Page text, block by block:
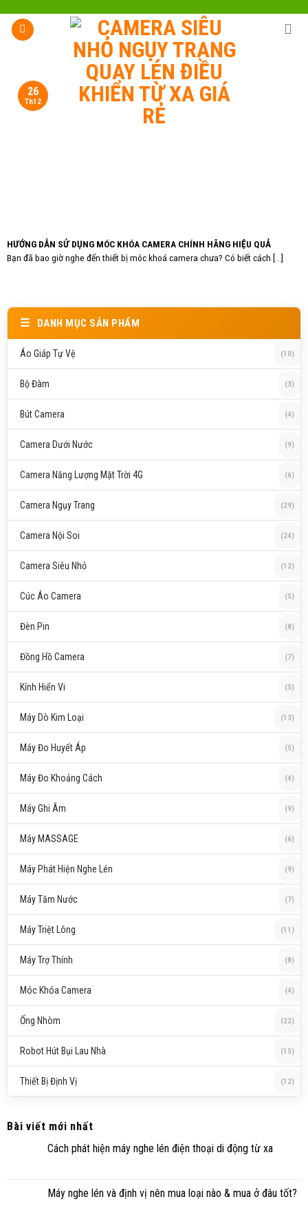
content
HƯỚNG DẪN SỬ DỤNG MÓC KHÓA CAMERA CHÍNH HÃNG HIỆU QUẢ
Bạn đã bao giờ nghe đến thiết bị móc khoá camera chưa? Có biết cách [...]
26
Th12
DANH MỤC SẢN PHẨM
Áo Giáp Tự Vệ (10)
Bộ Đàm (3)
Bút Camera (4)
Camera Dưới Nước (9)
Camera Năng Lượng Mặt Trời 4G (6)
Camera Ngụy Trang (29)
Camera Nội Soi (24)
Camera Siêu Nhỏ (12)
Cúc Áo Camera (5)
Đèn Pin (8)
Đồng Hồ Camera (7)
Kính Hiển Vi (5)
Máy Dò Kim Loại (13)
Máy Đo Huyết Áp (5)
Máy Đo Khoảng Cách (4)
Máy Ghi Âm (9)
Máy MASSAGE (6)
Máy Phát Hiện Nghe Lén (9)
Máy Tăm Nước (7)
Máy Triệt Lông (11)
Máy Trợ Thính (8)
Móc Khóa Camera (4)
Ống Nhòm (22)
Robot Hút Bụi Lau Nhà (15)
Thiết Bị Định Vị (12)
Bài viết mới nhất
Cách phát hiện máy nghe lén điện thoại di động từ xa
Máy nghe lén và định vị nên mua loại nào & mua ở đâu tốt?